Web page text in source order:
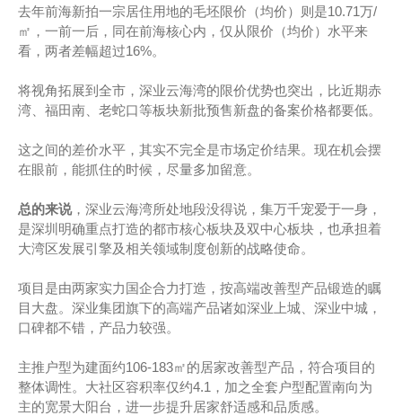
去年前海新拍一宗居住用地的毛坯限价（均价）则是10.71万/
㎡，一前一后，同在前海核心内，仅从限价（均价）水平来
看，两者差幅超过16%。
将视角拓展到全市，深业云海湾的限价优势也突出，比近期赤
湾、福田南、老蛇口等板块新批预售新盘的备案价格都要低。
这之间的差价水平，其实不完全是市场定价结果。现在机会摆
在眼前，能抓住的时候，尽量多加留意。
总的来说，深业云海湾所处地段没得说，集万千宠爱于一身，
是深圳明确重点打造的都市核心板块及双中心板块，也承担着
大湾区发展引擎及相关领域制度创新的战略使命。
项目是由两家实力国企合力打造，按高端改善型产品锻造的瞩
目大盘。深业集团旗下的高端产品诸如深业上城、深业中城，
口碑都不错，产品力较强。
主推户型为建面约106-183㎡的居家改善型产品，符合项目的
整体调性。大社区容积率仅约4.1，加之全套户型配置南向为
主的宽景大阳台，进一步提升居家舒适感和品质感。